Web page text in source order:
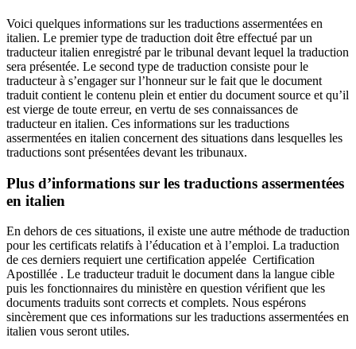
Voici quelques informations sur les traductions assermentées en
italien. Le premier type de traduction doit être effectué par un
traducteur italien enregistré par le tribunal devant lequel la traduction
sera présentée. Le second type de traduction consiste pour le
traducteur à s’engager sur l’honneur sur le fait que le document
traduit contient le contenu plein et entier du document source et qu’il
est vierge de toute erreur, en vertu de ses connaissances de
traducteur en italien. Ces informations sur les traductions
assermentées en italien concernent des situations dans lesquelles les
traductions sont présentées devant les tribunaux.
Plus d’informations sur les traductions assermentées
en italien
En dehors de ces situations, il existe une autre méthode de traduction
pour les certificats relatifs à l’éducation et à l’emploi. La traduction
de ces derniers requiert une certification appelée Certification
Apostillée . Le traducteur traduit le document dans la langue cible
puis les fonctionnaires du ministère en question vérifient que les
documents traduits sont corrects et complets. Nous espérons
sincèrement que ces informations sur les traductions assermentées en
italien vous seront utiles.